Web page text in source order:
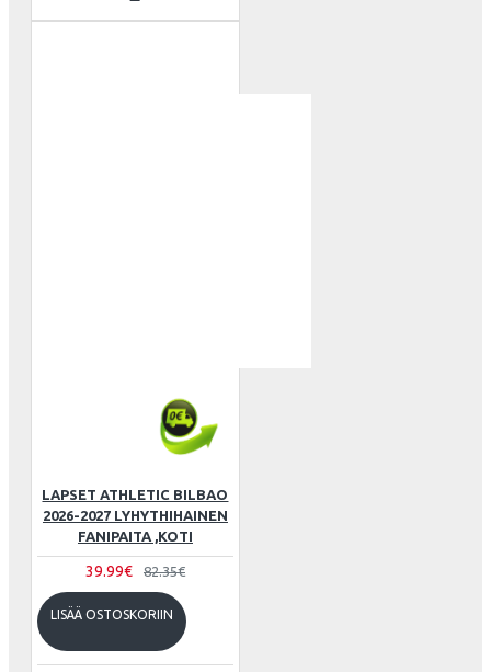
LAPSET ATHLETIC BILBAO
2026-2027 LYHYTHIHAINEN
FANIPAITA ,KOTI
39.99€ 82.35€
LISÄÄ OSTOSKORIIN